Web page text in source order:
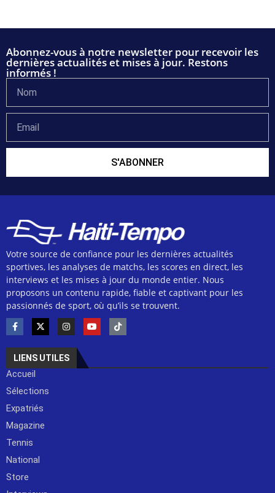
Abonnez-vous à notre newsletter pour recevoir les
dernières actualités et mises à jour. Restons
informés !
S'ABONNER
Votre source de confiance pour les dernières actualités
sportives, les analyses de matchs, les scores en direct, les
interviews et les mises à jour du monde entier. Nous
proposons un contenu rapide, fiable et captivant pour les
passionnés de sport, où qu’ils se trouvent.
LIENS UTILES
Accueil
Sélections
Expatriés
Magazine
Tennis
National
Store